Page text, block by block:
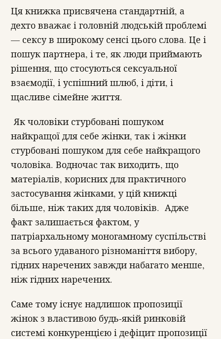
Ця книжка присвячена стандартній, а
дехто вважає і головній людській проблемі
— сексу в широкому сенсі цього слова. Це і
пошук партнера, і те, як люди приймають
рішення, що стосуються сексуальної
взаємодії, і успішний шлюб, і діти, і
щасливе сімейне життя.
Як чоловіки стурбовані пошуком
найкращої для себе жінки, так і жінки
стурбовані пошуком для себе найкращого
чоловіка. Водночас так виходить, що
матеріалів, корисних для практичного
застосування жінками, у цій книжці
більше, ніж таких для чоловіків. Адже
факт залишається фактом, у
патріархальному моногамному суспільстві
за всього удаваного різноманіття вибору,
гідних наречених завжди набагато менше,
ніж гідних наречених.
Саме тому існує надлишок пропозиції
жінок з властивою будь-якій ринковій
системі конкуренцією і дефіцит пропозиції